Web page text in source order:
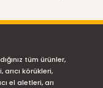
tüm ürünler,
arıcı körükleri,
el aletleri, arı